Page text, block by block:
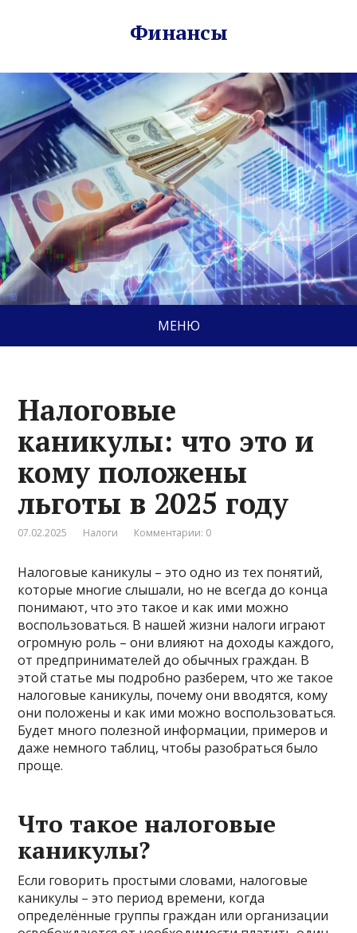
Финансы
МЕНЮ
Налоговые
каникулы: что это и
кому положены
льготы в 2025 году
07.02.2025 Налоги Комментарии: 0
Налоговые каникулы – это одно из тех понятий,
которые многие слышали, но не всегда до конца
понимают, что это такое и как ими можно
воспользоваться. В нашей жизни налоги играют
огромную роль – они влияют на доходы каждого,
от предпринимателей до обычных граждан. В
этой статье мы подробно разберем, что же такое
налоговые каникулы, почему они вводятся, кому
они положены и как ими можно воспользоваться.
Будет много полезной информации, примеров и
даже немного таблиц, чтобы разобраться было
проще.
Что такое налоговые
каникулы?
Если говорить простыми словами, налоговые
каникулы – это период времени, когда
определённые группы граждан или организации